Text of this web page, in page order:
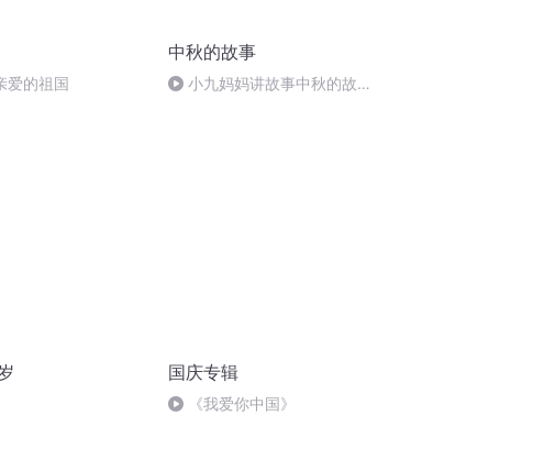
爱的祖国
中秋的故事
小九妈妈讲故事中秋的故
国庆专辑
《我爱你中国》